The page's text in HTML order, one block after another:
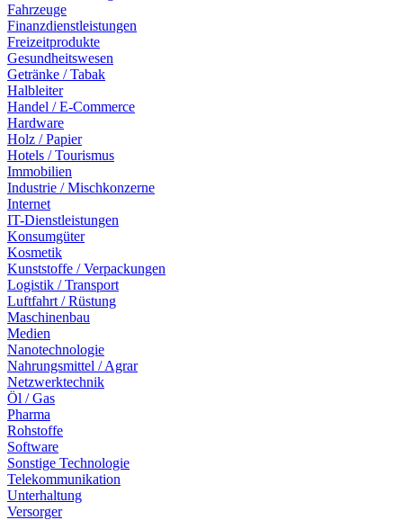
Fahrzeuge
Finanzdienstleistungen
Freizeitprodukte
Gesundheitswesen
Getränke / Tabak
Halbleiter
Handel / E-Commerce
Hardware
Holz / Papier
Hotels / Tourismus
Immobilien
Industrie / Mischkonzerne
Internet
IT-Dienstleistungen
Konsumgüter
Kosmetik
Kunststoffe / Verpackungen
Logistik / Transport
Luftfahrt / Rüstung
Maschinenbau
Medien
Nanotechnologie
Nahrungsmittel / Agrar
Netzwerktechnik
Öl / Gas
Pharma
Rohstoffe
Software
Sonstige Technologie
Telekommunikation
Unterhaltung
Versorger